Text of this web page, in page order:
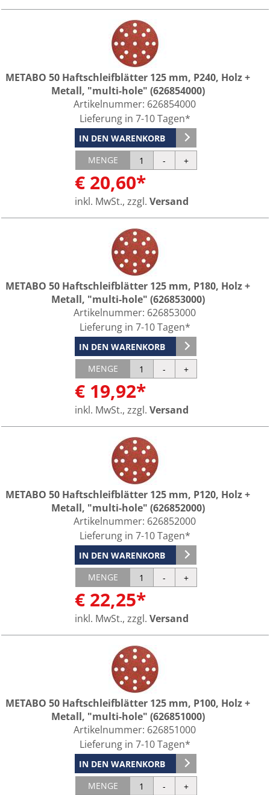
METABO 50 Haftschleifblätter 125 mm, P240, Holz +
Metall, "multi-hole" (626854000)
Artikelnummer: 626854000
Lieferung in 7-10 Tagen*
IN DEN WARENKORB
MENGE
€ 20,60*
inkl. MwSt., zzgl. Versand
METABO 50 Haftschleifblätter 125 mm, P180, Holz +
Metall, "multi-hole" (626853000)
Artikelnummer: 626853000
Lieferung in 7-10 Tagen*
IN DEN WARENKORB
MENGE
€ 19,92*
inkl. MwSt., zzgl. Versand
METABO 50 Haftschleifblätter 125 mm, P120, Holz +
Metall, "multi-hole" (626852000)
Artikelnummer: 626852000
Lieferung in 7-10 Tagen*
IN DEN WARENKORB
MENGE
€ 22,25*
inkl. MwSt., zzgl. Versand
METABO 50 Haftschleifblätter 125 mm, P100, Holz +
Metall, "multi-hole" (626851000)
Artikelnummer: 626851000
Lieferung in 7-10 Tagen*
IN DEN WARENKORB
MENGE